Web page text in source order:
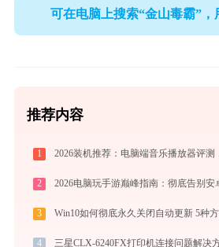
可在电脑上搜索“金山毒霸”，
推荐内容
1
2
3
4 三星CLX-6240FX打印机连接问题解决